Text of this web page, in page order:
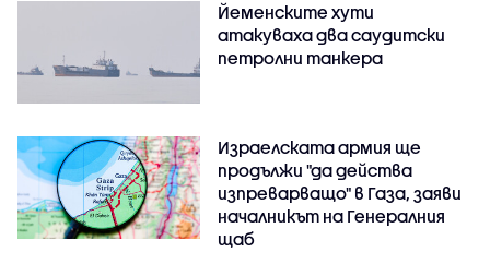
Йеменските хути
атакуваха два саудитски
петролни танкера
Израелската армия ще
продължи "да действа
изпреварващо" в Газа, заяви
началникът на Генералния
щаб